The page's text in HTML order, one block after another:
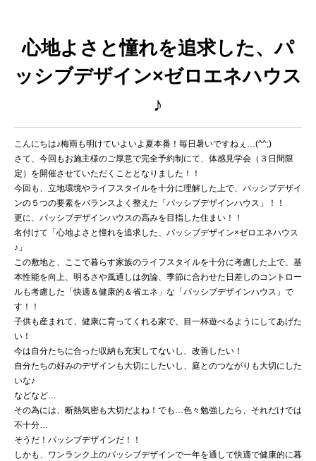
心地よさと憧れを追求した、パ
ッシブデザイン×ゼロエネハウス
♪
こんにちは♪梅雨も明けていよいよ夏本番！毎日暑いですねぇ…(^^;)
さて、今回もお施主様のご厚意で完全予約制にて、体感見学会（３日間限
定）を開催させていただくこととなりました！！
今回も、立地環境やライフスタイルを十分に理解した上で、パッシブデザイ
ンの５つの要素をバランスよく整えた「パッシブデザインハウス」！！
更に、パッシブデザインハウスの高みを目指した住まい！！
名付けて「心地よさと憧れを追求した、パッシブデザイン×ゼロエネハウス
♪」
この敷地と、ここで暮らす家族のライフスタイルを十分に考慮した上で、基
本性能を向上、明るさや風通しは勿論、季節に合わせた日差しのコントロー
ルも考慮した「快適＆健康的＆省エネ」な「パッシブデザインハウス」で
す！！
子供も産まれて、健康に育ってくれる家で、目一杯遊べるようにしてあげた
い！
今は自分たちに合った収納も充実してないし、改善したい！
自分たちの好みのデザインも大切にしたいし、庭とのつながりも大切にした
いな♪
などなど…
その為には、断熱気密も大切だよね！でも…色々勉強したら、それだけでは
不十分…
そうだ！パッシブデザインだ！！
しかも、ワンランク上のパッシブデザインで一年を通して快適で健康的に暮